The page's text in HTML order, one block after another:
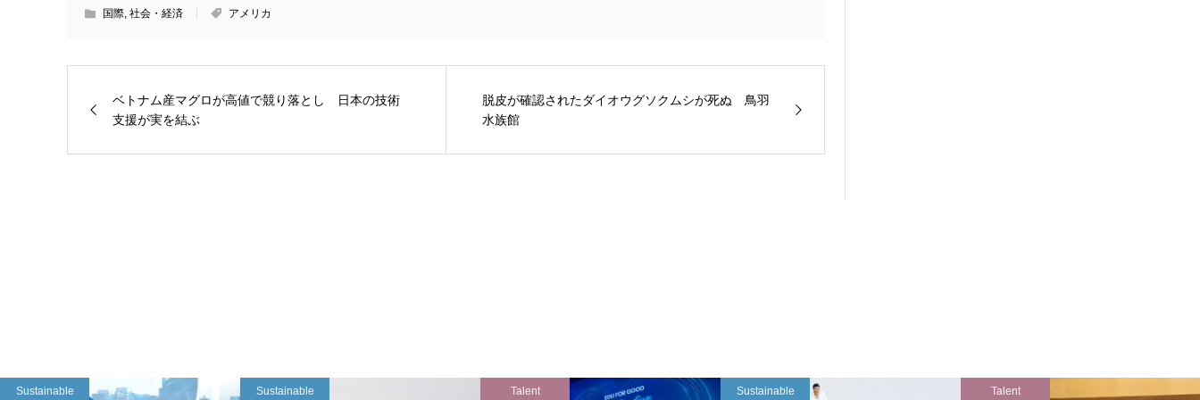
国際, 社会・経済 アメリカ
ベトナム産マグロが高値で競り落とし 日本の技術
支援が実を結ぶ
脱皮が確認されたダイオウグソクムシが死ぬ 鳥羽
水族館
Sustainable Sustainable Talent Sustainable Talent